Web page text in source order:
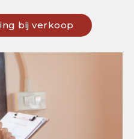
bij verkoop